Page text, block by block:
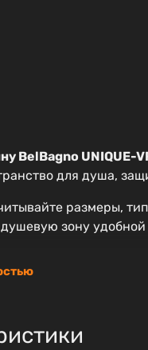
BelBagno
для душа,
размеры,
зону